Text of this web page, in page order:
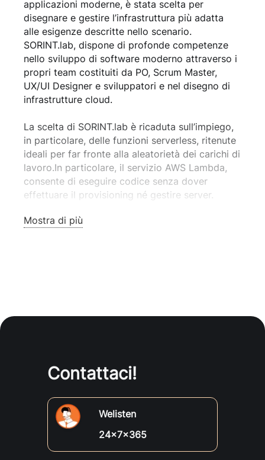
applicazioni moderne, è stata scelta per
disegnare e gestire l’infrastruttura più adatta
alle esigenze descritte nello scenario.
SORINT.lab, dispone di profonde competenze
nello sviluppo di software moderno attraverso i
propri team costituiti da PO, Scrum Master,
UX/UI Designer e sviluppatori e nel disegno di
infrastrutture cloud.
La scelta di SORINT.lab è ricaduta sull’impiego,
in particolare, delle funzioni serverless, ritenute
ideali per far fronte alla aleatorietà dei carichi di
lavoro.In particolare, il servizio AWS Lambda,
consente di eseguire codice senza dover
effettuare il provisioning né gestire server.
I prezzi di Lambda sono calcolati in base al
automaticamente scalabili è altamente elastiche,
dei servizi da parte dei Clienti Finali hanno
richiesto le competenze del NGMS (Next
Generation Managed Service) di SORINT.lab per
garantire la continuità operativa.
Mostra di più
Contattaci!
Welisten
24x7x365